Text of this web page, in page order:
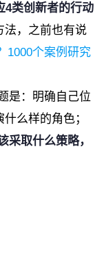
4类创新者的行动
法，之前也有说
1000个案例研究
是：明确自己位
么样的角色；
采取什么策略，